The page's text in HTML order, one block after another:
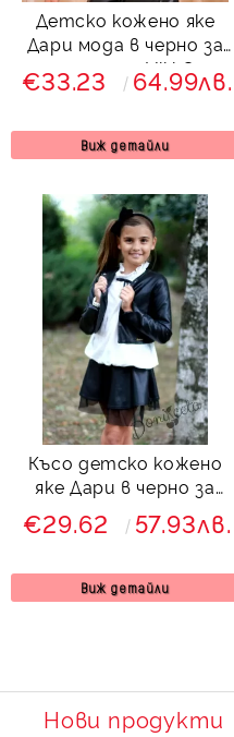
Детско кожено яке
Дари мода в черно за
момиче с цип Viki Craze
€33.23 64.99лв.
Виж детайли
Късо детско кожено
яке Дари в черно за
момиче
€29.62 57.93лв.
Виж детайли
Нови продукти